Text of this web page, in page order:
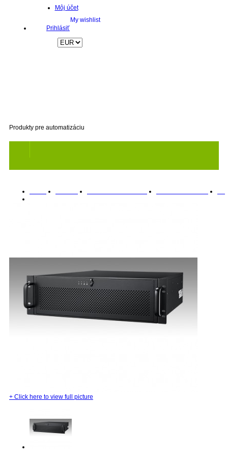
Môj účet
Prihlásiť
Produkty pre automatizáciu
Titulka Produkty Priemyselné PC systémy
Skrinky do 19" racku
+ Click here to view full picture